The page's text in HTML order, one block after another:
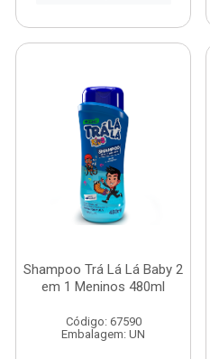
Shampoo Trá Lá Lá Baby 2
em 1 Meninos 480ml
Código: 67590
Embalagem: UN